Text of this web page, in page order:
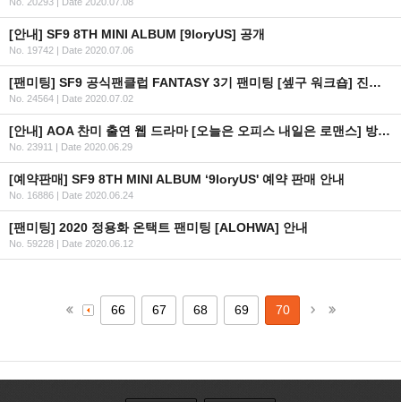
[안내] SF9 8TH MINI ALBUM [9loryUS] 공개
No. 19742 | Date 2020.07.06
[팬미팅] SF9 공식팬클럽 FANTASY 3기 팬미팅 [셒구 워크숍] 진행 사항 관련 3차 안내
No. 24564 | Date 2020.07.02
[안내] AOA 찬미 출연 웹 드라마 [오늘은 오피스 내일은 로맨스] 방영 일정 안내
No. 23911 | Date 2020.06.29
[예약판매] SF9 8TH MINI ALBUM ‘9loryUS' 예약 판매 안내
No. 16886 | Date 2020.06.24
[팬미팅] 2020 정용화 온택트 팬미팅 [ALOHWA] 안내
No. 59228 | Date 2020.06.12
66 67 68 69 70